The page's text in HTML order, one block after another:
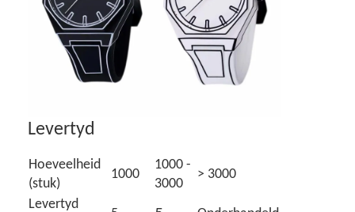
Levertyd
Hoeveelheid
(stuk)
1000
1000 -
3000
> 3000
Levertyd